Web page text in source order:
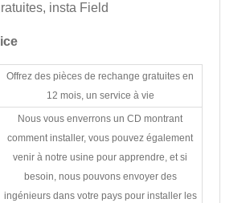
insta Field
Offrez des pièces de rechange gratuites en
12 mois, un service à vie
Nous vous enverrons un CD montrant
comment installer, vous pouvez également
venir à notre usine pour apprendre, et si
besoin, nous pouvons envoyer des
ingénieurs dans votre pays pour installer les